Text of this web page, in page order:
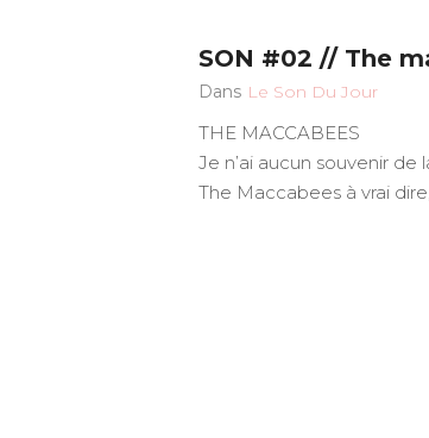
SON #02 // The
Dans Le Son Du Jour
THE MACCABEES
Je n’ai aucun souvenir de
The Maccabees à vrai